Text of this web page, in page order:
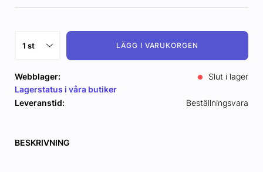
LÄGG I VARUKORGEN
Webblager:
Slut i lager
Lagerstatus i våra butiker
Leveranstid:
Beställningsvara
BESKRIVNING